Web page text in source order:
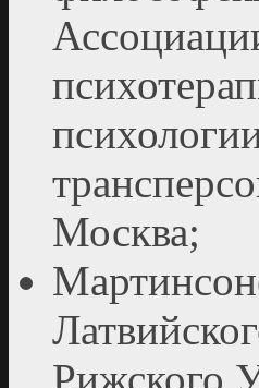
Москва;
Рижского